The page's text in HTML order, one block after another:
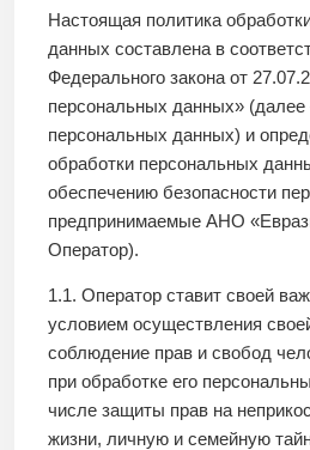
Настоящая политика
данных составлена в
Федерального закона от
персональных данных»
персональных данных) и
обработки персональных
обеспечению безопасности
предпринимаемые АНО
Оператор).
1.1. Оператор ставит своей
условием осуществления
соблюдение прав и свобод
при обработке его
числе защиты прав на
жизни, личную и семейную